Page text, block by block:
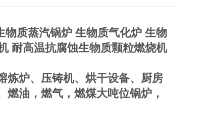
质蒸汽锅炉 生物质气化炉 生物
耐高温抗腐蚀生物质颗粒燃烧机
炼炉、压铸机、烘干设备、厨房
油，燃气，燃煤大吨位锅炉，